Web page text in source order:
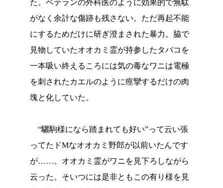
た。ベテランの外科医のように効果的で無駄
がなく余計な傷跡も残さない。ただ再起不能
にするためだけに研ぎ澄まされた暴力。脇で
見物していたオオカミ霊が持参したタバコを
一本吸い終えるころには気の毒なワニは電極
を刺されたカエルのように痙攣するだけの肉
塊と化していた。
“驪駒様になら踏まれても好い”って云い張
ってたドMなオオカミ野郎が以前いたんです
が……。オオカミ霊がワニを見下ろしながら
云った。そいつには是非ともこの有り様を見